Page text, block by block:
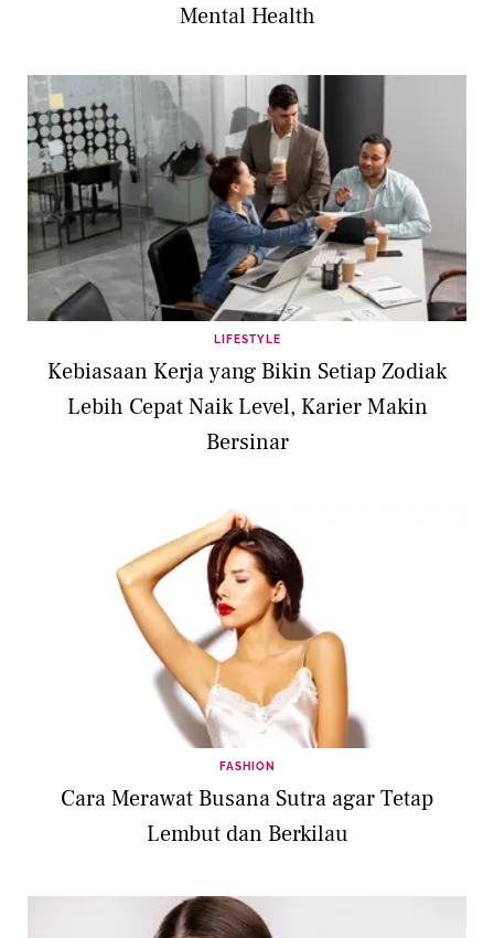
Mental Health
LIFESTYLE
Kebiasaan Kerja yang Bikin Setiap Zodiak
Lebih Cepat Naik Level, Karier Makin
Bersinar
FASHION
Cara Merawat Busana Sutra agar Tetap
Lembut dan Berkilau